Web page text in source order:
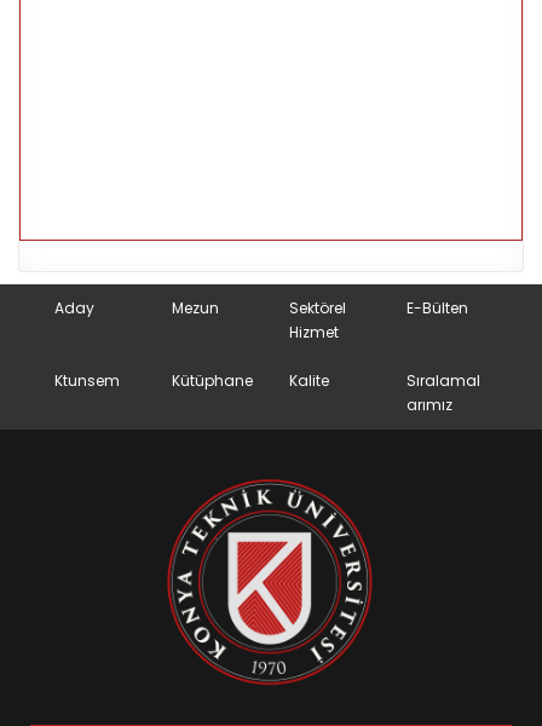
Aday Mezun
Sektörel
Hizmet
E-Bülten
Ktunsem Kütüphane Kalite
Sıralamal
arımız